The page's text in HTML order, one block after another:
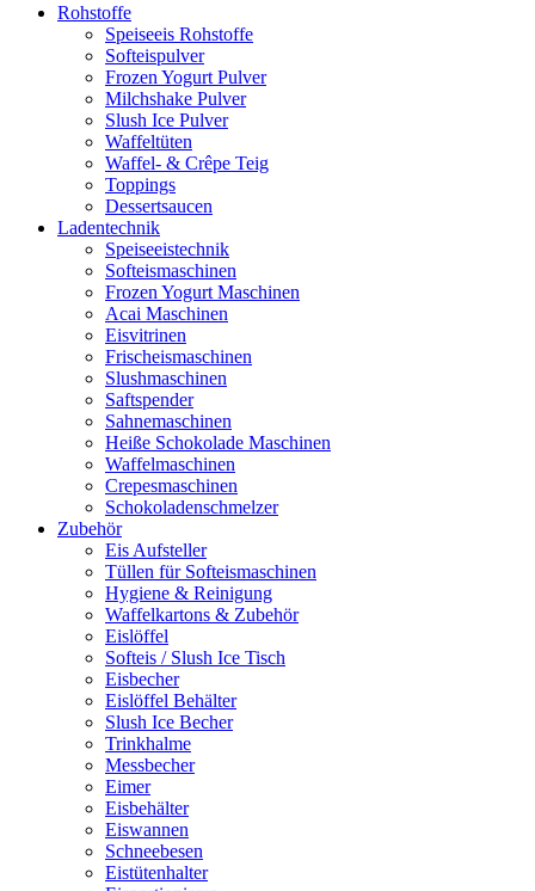
Rohstoffe
Speiseeis Rohstoffe
Softeispulver
Frozen Yogurt Pulver
Milchshake Pulver
Slush Ice Pulver
Waffeltüten
Waffel- & Crêpe Teig
Toppings
Dessertsaucen
Ladentechnik
Speiseeistechnik
Softeismaschinen
Frozen Yogurt Maschinen
Acai Maschinen
Eisvitrinen
Frischeismaschinen
Slushmaschinen
Saftspender
Sahnemaschinen
Heiße Schokolade Maschinen
Waffelmaschinen
Crepesmaschinen
Schokoladenschmelzer
Zubehör
Eis Aufsteller
Tüllen für Softeismaschinen
Hygiene & Reinigung
Waffelkartons & Zubehör
Eislöffel
Softeis / Slush Ice Tisch
Eisbecher
Eislöffel Behälter
Slush Ice Becher
Trinkhalme
Messbecher
Eimer
Eisbehälter
Eiswannen
Schneebesen
Eistütenhalter